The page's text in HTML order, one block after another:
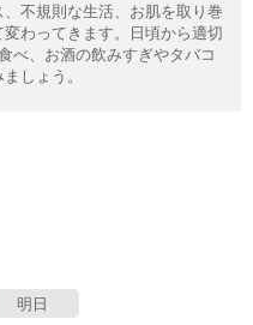
不規則な生活、お肌を取り巻
わってきます。日頃から適切
べ、お酒の飲みすぎやタバコ
しょう。
明日